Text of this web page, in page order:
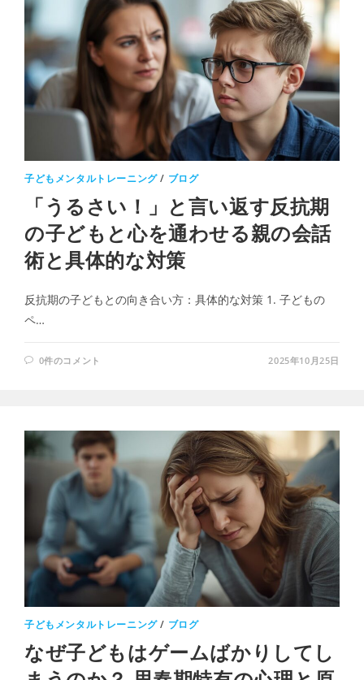
子どもメンタルトレーニング/ ブログ
「うるさい！」と言い返す反抗期
の子どもと心を通わせる親の会話
術と具体的な対策
反抗期の子どもとの向き合い方：具体的な対策 1. 子どもの
ペ…
0件のコメント 2025年10月25日
子どもメンタルトレーニング/ ブログ
なぜ子どもはゲームばかりしてし